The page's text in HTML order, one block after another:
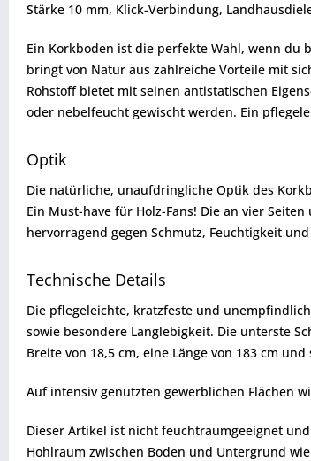
Stärke 10 mm, Klick-Verbindung,
Ein Korkboden ist die perfekte Wahl, wenn du
bringt von Natur aus zahlreiche Vorteile mit
Rohstoff bietet mit seinen antistatischen
oder nebelfeucht gewischt werden. Ein
Optik
Die natürliche, unaufdringliche Optik des
Ein Must-have für Holz-Fans! Die an vier
hervorragend gegen Schmutz, Feuchtigkeit
Technische Details
Die pflegeleichte, kratzfeste und
sowie besondere Langlebigkeit. Die unterste
Breite von 18,5 cm, eine Länge von 183 cm
Auf intensiv genutzten gewerblichen Flächen
Dieser Artikel ist nicht feuchtraumgeeignet
Hohlraum zwischen Boden und Untergrund